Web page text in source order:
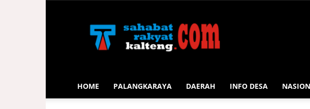
Rakyat
Kalteng
HOME PALANGKARAYA DAERAH INFO DESA